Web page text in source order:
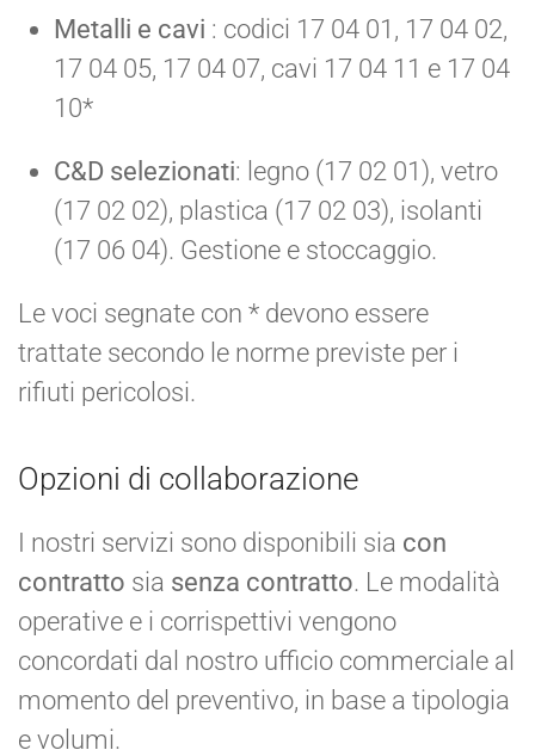
Metalli e cavi : codici 17 04 01, 17 04 02,
17 04 05, 17 04 07, cavi 17 04 11 e 17 04
10*
C&D selezionati: legno (17 02 01), vetro
(17 02 02), plastica (17 02 03), isolanti
(17 06 04). Gestione e stoccaggio.
Le voci segnate con * devono essere
trattate secondo le norme previste per i
rifiuti pericolosi.
Opzioni di collaborazione
I nostri servizi sono disponibili sia con
contratto sia senza contratto. Le modalità
operative e i corrispettivi vengono
concordati dal nostro ufficio commerciale al
momento del preventivo, in base a tipologia
e volumi.